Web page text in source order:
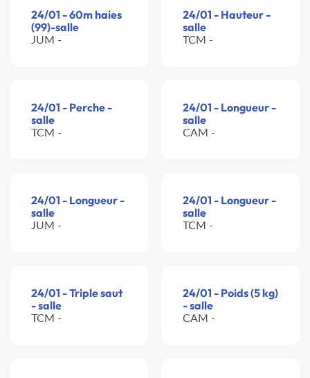
24/01 - 60m haies
(99)-salle
JUM -
24/01 - Hauteur -
salle
TCM -
24/01 - Perche -
salle
TCM -
24/01 - Longueur -
salle
CAM -
24/01 - Longueur -
salle
JUM -
24/01 - Longueur -
salle
TCM -
24/01 - Triple saut
- salle
TCM -
24/01 - Poids (5 kg)
- salle
CAM -